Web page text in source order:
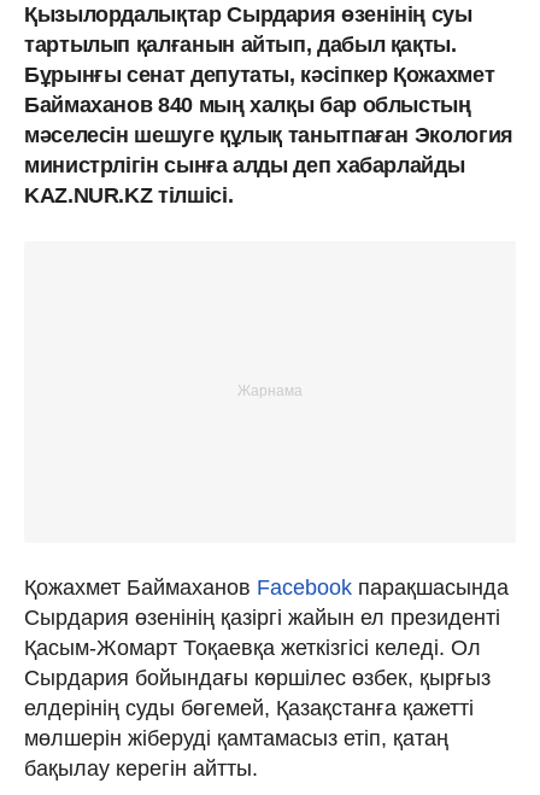
Қызылордалықтар Сырдария өзенінің суы
тартылып қалғанын айтып, дабыл қақты.
Бұрынғы сенат депутаты, кәсіпкер Қожахмет
Баймаханов 840 мың халқы бар облыстың
мәселесін шешуге құлық танытпаған Экология
министрлігін сынға алды деп хабарлайды
KAZ.NUR.KZ тілшісі.
Қожахмет Баймаханов Facebook парақшасында
Сырдария өзенінің қазіргі жайын ел президенті
Қасым-Жомарт Тоқаевқа жеткізгісі келеді. Ол
Сырдария бойындағы көршілес өзбек, қырғыз
елдерінің суды бөгемей, Қазақстанға қажетті
мөлшерін жіберуді қамтамасыз етіп, қатаң
бақылау керегін айтты.